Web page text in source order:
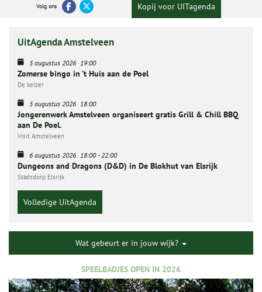
Volg ons Kopij voor UITagenda
UitAgenda Amstelveen
5 augustus 2026 19:00
Zomerse bingo in ’t Huis aan de Poel
De keizer
5 augustus 2026 18:00
Jongerenwerk Amstelveen organiseert gratis Grill & Chill BBQ
aan De Poel.
Visit Amstelveen
6 augustus 2026 18:00-22:00
Dungeons and Dragons (D&D) in De Blokhut van Elsrijk
Stadsdorp Elsrijk
Volledige UitAgenda
Wat gebeurt er in jouw wijk?
SPEELBADJES OPEN IN 2026